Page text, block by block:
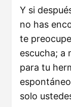
Y si
no has
te
escucha; a
para tu
solo